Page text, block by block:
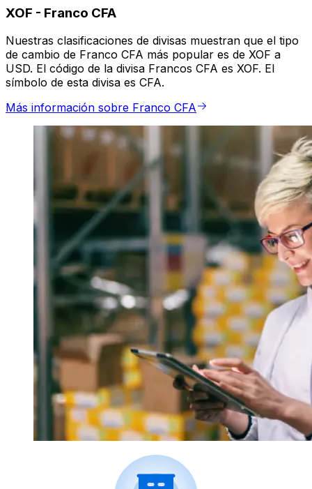
XOF - Franco CFA
Nuestras clasificaciones de divisas muestran que el tipo
de cambio de Franco CFA más popular es de XOF a
USD. El código de la divisa Francos CFA es XOF. El
símbolo de esta divisa es CFA.
Más información sobre Franco CFA